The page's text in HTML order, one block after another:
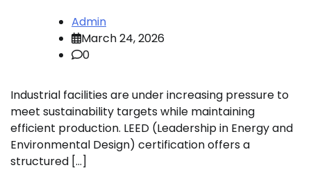
Admin
March 24, 2026
0
Industrial facilities are under increasing pressure to
meet sustainability targets while maintaining
efficient production. LEED (Leadership in Energy and
Environmental Design) certification offers a
structured […]